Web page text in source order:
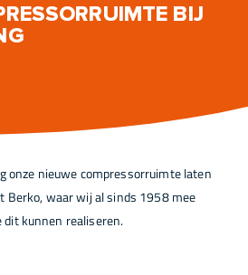
BIJ
onze nieuwe compressorruimte laten
Berko, waar wij al sinds 1958 mee
kunnen realiseren.